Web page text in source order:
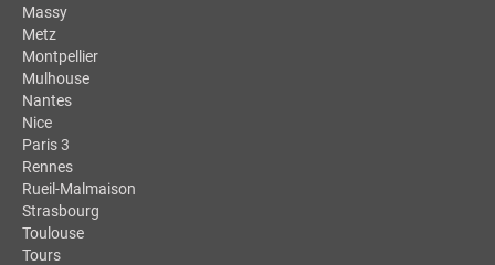
Massy
Metz
Montpellier
Mulhouse
Nantes
Nice
Paris 3
Rennes
Rueil-Malmaison
Strasbourg
Toulouse
Tours